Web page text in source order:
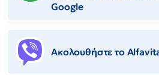
Google
Ακολουθήστε το